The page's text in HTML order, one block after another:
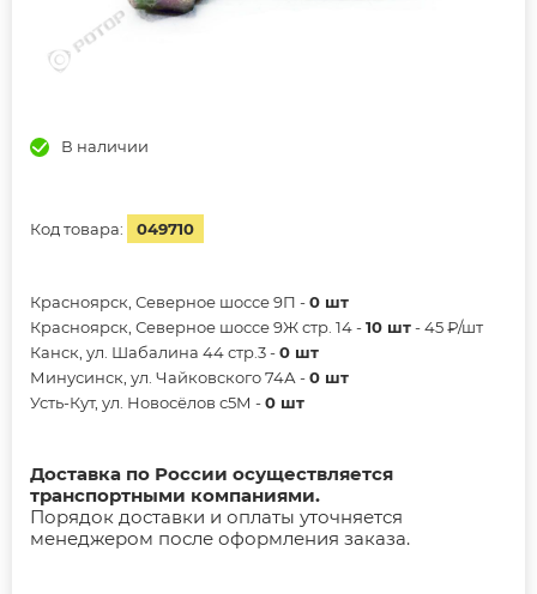
В наличии
Код товара: 049710
Красноярск, Северное шоссе 9П -0 шт
Красноярск, Северное шоссе 9Ж стр. 14 -10 шт- 45 ₽/шт
Канск, ул. Шабалина 44 стр.3 -0 шт
Минусинск, ул. Чайковского 74А -0 шт
Усть-Кут, ул. Новосёлов с5М -0 шт
Доставка по России осуществляется
транспортными компаниями.
Порядок доставки и оплаты уточняется
менеджером после оформления заказа.